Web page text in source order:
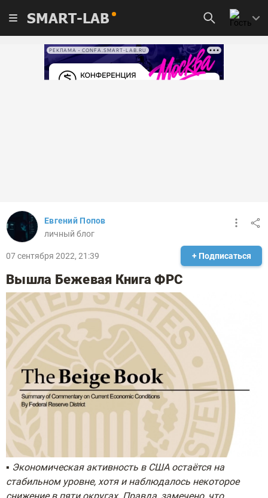
SMART-LAB
РЕКЛАМА • CONFA.SMART-LAB.RU
Евгений Попов
личный блог
07 сентября 2022, 21:39 + Подписаться
Вышла Бежевая Книга ФРС
▪️ Экономическая активность в США остаётся на
стабильном уровне, хотя и наблюдалось некоторое